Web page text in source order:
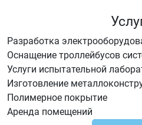
Разработка
Оснащение троллейбусов
Услуги испытательной
Изготовление
Полимерное покрытие
Аренда помещений